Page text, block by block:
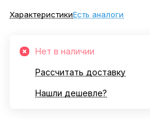
ХарактеристикиЕсть аналоги
Нет в наличии
Рассчитать доставку
Нашли дешевле?